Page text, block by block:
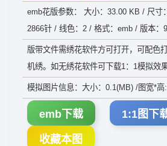
emb花版参数： 大小：33.00 KB / 尺寸
2866针 / 线色：2 / 格式：emb / 版本：9
版带文件需绣花软件方可打开，可配色
机绣。如无绣花软件可下载1：1模拟效果
模拟图片信息：大小：0.1(MB) /图宽*高
emb下载 1:1图下
收藏本图